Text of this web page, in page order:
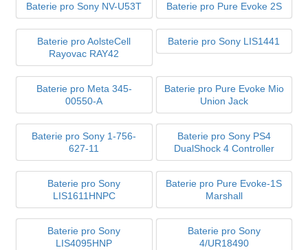
Baterie pro Sony NV-U53T Baterie pro Pure Evoke 2S
Baterie pro AolsteCell
Rayovac RAY42
Baterie pro Sony LIS1441
Baterie pro Meta 345-
00550-A
Baterie pro Pure Evoke Mio
Union Jack
Baterie pro Sony 1-756-
627-11
Baterie pro Sony PS4
DualShock 4 Controller
Baterie pro Sony
LIS1611HNPC
Baterie pro Pure Evoke-1S
Marshall
Baterie pro Sony
LIS4095HNP
Baterie pro Sony
4/UR18490